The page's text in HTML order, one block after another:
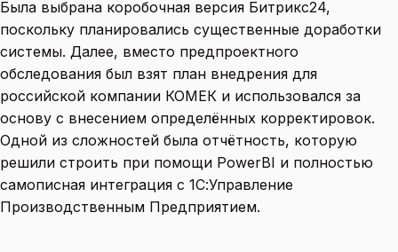
Была выбрана коробочная версия Битрикс24,
поскольку планировались существенные доработки
системы. Далее, вместо предпроектного
обследования был взят план внедрения для
российской компании КОМЕК и использовался за
основу с внесением определённых корректировок.
Одной из сложностей была отчётность, которую
решили строить при помощи PowerBI и полностью
самописная интеграция с 1С:Управление
Производственным Предприятием.